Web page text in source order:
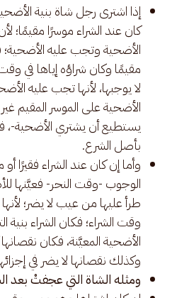
إذا اشترى رجل شاة بنية
كان عند الشراء موسرًا مقيمًا؛
الأضحية وتجب عليه الأضحية؛
مقيمًا وكان شراؤه إياها في
لا يوجبها، لأنها تجب عليه
الأضحية على الموسر المقيم
يستطيع أن يشتري الأضحية-،
بأصل الشرع.
وأما إن كان عند الشراء فقيرًا
الوجوب -وقت النحر- فعيَّنها
طرأ عليها من عيب لا يضر؛
وقت الشراء؛ فكان الشراء بنية
الأضحية المعيَّنة، فكان
وكذلك نقصانها لا يضر في
ومثله الشاة التي عجفتْ بعد